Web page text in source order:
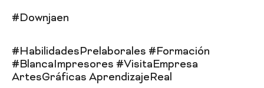
#Downjaen
#HabilidadesPrelaborales #Formación
#BlancaImpresores #VisitaEmpresa
ArtesGráficas AprendizajeReal